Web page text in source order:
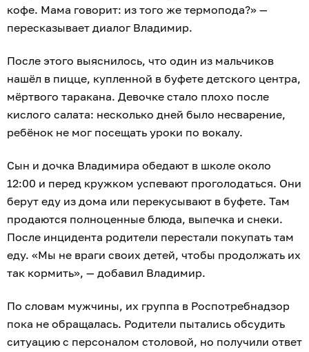
кофе. Мама говорит: из того же термопода?» —
пересказывает диалог Владимир.
После этого выяснилось, что один из мальчиков
нашёл в пицце, купленной в буфете детского центра,
мёртвого таракана. Девочке стало плохо после
кислого салата: несколько дней было несварение,
ребёнок не мог посещать уроки по вокалу.
Сын и дочка Владимира обедают в школе около
12:00 и перед кружком успевают проголодаться. Они
берут еду из дома или перекусывают в буфете. Там
продаются полноценные блюда, выпечка и снеки.
После инцидента родители перестали покупать там
еду. «Мы не враги своих детей, чтобы продолжать их
так кормить», — добавил Владимир.
По словам мужчины, их группа в Роспотребнадзор
пока не обращалась. Родители пытались обсудить
ситуацию с персоналом столовой, но получили ответ